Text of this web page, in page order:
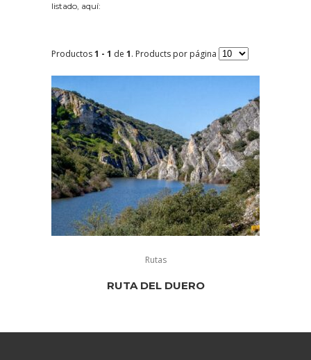
listado, aquí:
Productos1 - 1 de 1. Products por página
Rutas
RUTA DEL DUERO